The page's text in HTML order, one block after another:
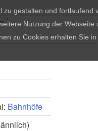
Bahnhöfe
zu gestalten und fortlaufend
Nutzung der Webseite
zu Cookies erhalten Sie